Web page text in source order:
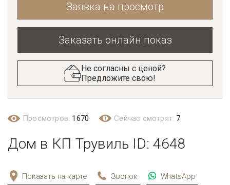
Заявка на просмотр
Заказать онлайн показ
Не согласны с ценой?
Предложите свою!
Просмотров: 1670 Сейчас смотрят: 7
Дом в КП Трувиль ID: 4648
Показать на карте Звонок WhatsApp